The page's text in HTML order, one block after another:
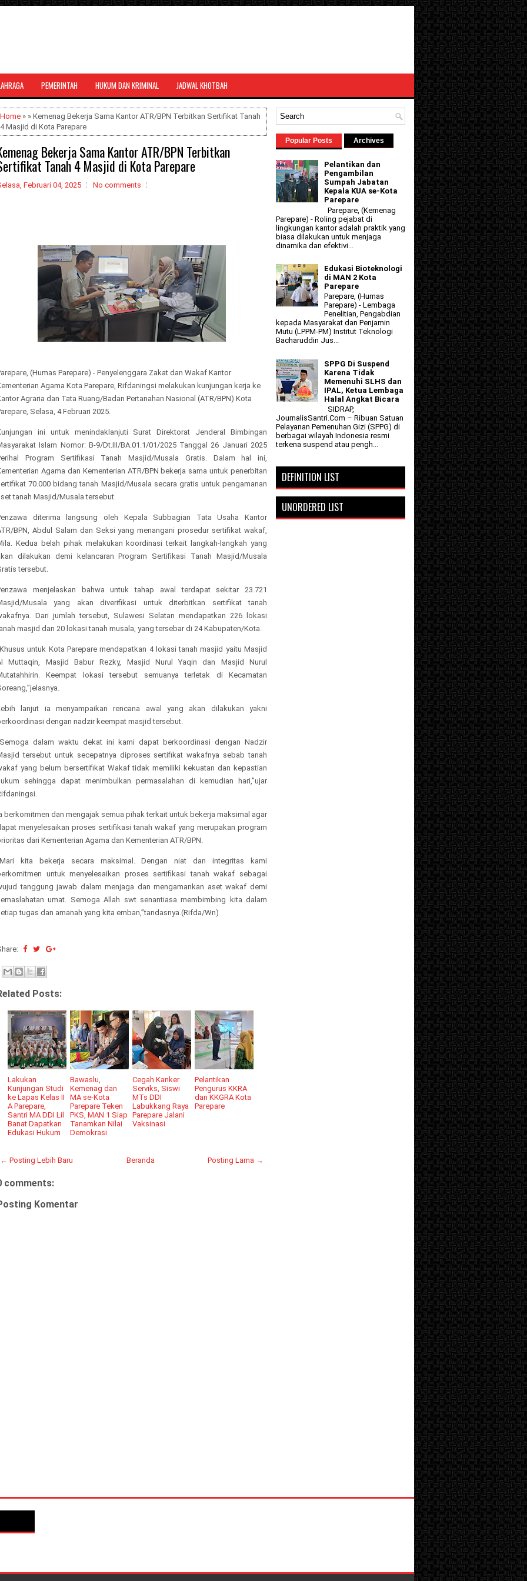
agama yang dapat
PEMERINTAH HUKUM DAN KRIMINAL JADWAL KHOTBAH
Home » » Kemenag Bekerja Sama Kantor ATR/BPN Terbitkan Sertifikat Tanah
4 Masjid di Kota Parepare
Bekerja Sama Kantor ATR/BPN Terbitkan
Tanah 4 Masjid di Kota Parepare
Februari 04, 2025 No comments
(Humas Parepare) - Penyelenggara Zakat dan Wakaf Kantor
Agama Kota Parepare, Rifdaningsi melakukan kunjungan kerja ke
Agraria dan Tata Ruang/Badan Pertanahan Nasional (ATR/BPN) Kota
Selasa, 4 Februari 2025.
ini untuk menindaklanjuti Surat Direktorat Jenderal Bimbingan
Islam Nomor: B-9/Dt.III/BA.01.1/01/2025 Tanggal 26 Januari 2025
Program Sertifikasi Tanah Masjid/Musala Gratis. Dalam hal ini,
Agama dan Kementerian ATR/BPN bekerja sama untuk penerbitan
70.000 bidang tanah Masjid/Musala secara gratis untuk pengamanan
tanah Masjid/Musala tersebut.
diterima langsung oleh Kepala Subbagian Tata Usaha Kantor
BPN, Abdul Salam dan Seksi yang menangani prosedur sertifikat wakaf,
Kedua belah pihak melakukan koordinasi terkait langkah-langkah yang
dilakukan demi kelancaran Program Sertifikasi Tanah Masjid/Musala
tersebut.
menjelaskan bahwa untuk tahap awal terdapat sekitar 23.721
Musala yang akan diverifikasi untuk diterbitkan sertifikat tanah
Dari jumlah tersebut, Sulawesi Selatan mendapatkan 226 lokasi
masjid dan 20 lokasi tanah musala, yang tersebar di 24 Kabupaten/Kota.
untuk Kota Parepare mendapatkan 4 lokasi tanah masjid yaitu Masjid
Muttaqin, Masjid Babur Rezky, Masjid Nurul Yaqin dan Masjid Nurul
Keempat lokasi tersebut semuanya terletak di Kecamatan
lanjut ia menyampaikan rencana awal yang akan dilakukan yakni
dengan nadzir keempat masjid tersebut.
dalam waktu dekat ini kami dapat berkoordinasi dengan Nadzir
tersebut untuk secepatnya diproses sertifikat wakafnya sebab tanah
yang belum bersertifikat Wakaf tidak memiliki kekuatan dan kepastian
sehingga dapat menimbulkan permasalahan di kemudian hari,”ujar
berkomitmen dan mengajak semua pihak terkait untuk bekerja maksimal agar
menyelesaikan proses sertifikasi tanah wakaf yang merupakan program
dari Kementerian Agama dan Kementerian ATR/BPN.
kita bekerja secara maksimal. Dengan niat dan integritas kami
untuk menyelesaikan proses sertifikasi tanah wakaf sebagai
tanggung jawab dalam menjaga dan mengamankan aset wakaf demi
umat. Semoga Allah swt senantiasa membimbing kita dalam
tugas dan amanah yang kita emban,”tandasnya.(Rifda/Wn)
Posts:
Lakukan
Kunjungan Studi
ke Lapas Kelas II
A Parepare,
Santri MA DDI Lil
Banat Dapatkan
Edukasi Hukum
Bawaslu,
Kemenag dan
MA se-Kota
Parepare Teken
PKS, MAN 1 Siap
Tanamkan Nilai
Demokrasi
Cegah Kanker
Serviks, Siswi
MTs DDI
Labukkang Raya
Parepare Jalani
Vaksinasi
Pelantikan
Pengurus KKRA
dan KKGRA Kota
Parepare
← Posting Lebih Baru Posting Lama →
Beranda
comments:
Komentar
Popular Posts Archives
Pelantikan dan
Pengambilan
Sumpah Jabatan
Kepala KUA se-Kota
Parepare
Parepare, (Kemenag
Parepare) - Roling pejabat di
lingkungan kantor adalah praktik yang
biasa dilakukan untuk menjaga
dinamika dan efektivi...
Edukasi Bioteknologi
di MAN 2 Kota
Parepare
Parepare, (Humas
Parepare) - Lembaga
Penelitian, Pengabdian
kepada Masyarakat dan Penjamin
Mutu (LPPM-PM) Institut Teknologi
Bacharuddin Jus...
SPPG Di Suspend
Karena Tidak
Memenuhi SLHS dan
IPAL, Ketua Lembaga
Halal Angkat Bicara
SIDRAP,
JournalisSantri.Com – Ribuan Satuan
Pelayanan Pemenuhan Gizi (SPPG) di
berbagai wilayah Indonesia resmi
terkena suspend atau pengh...
DEFINITION LIST
UNORDERED LIST